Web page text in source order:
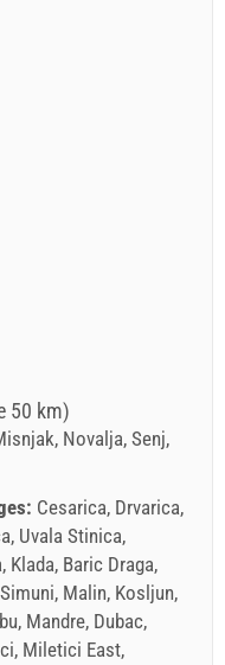
50 km)
Novalja, Senj,
Cesarica, Drvarica,
Uvala Stinica,
Klada, Baric Draga,
Malin, Kosljun,
Mandre, Dubac,
Miletici East,